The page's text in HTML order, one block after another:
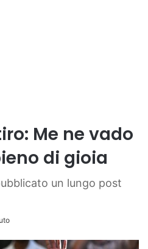
Me ne vado
di gioia
un lungo post